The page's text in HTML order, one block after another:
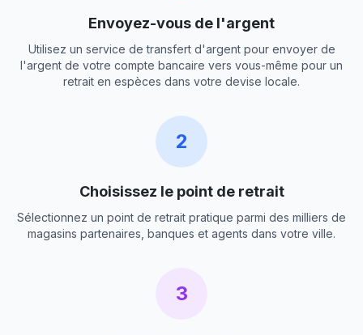
Envoyez-vous de l'argent
Utilisez un service de transfert d'argent pour envoyer de
l'argent de votre compte bancaire vers vous-même pour un
retrait en espèces dans votre devise locale.
2
Choisissez le point de retrait
Sélectionnez un point de retrait pratique parmi des milliers de
magasins partenaires, banques et agents dans votre ville.
3